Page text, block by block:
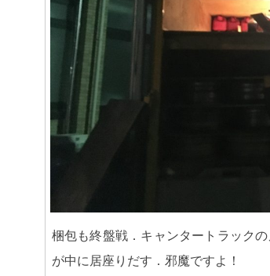
梱包も終盤戦．キャンタートラック
が中に居座りだす．邪魔ですよ！